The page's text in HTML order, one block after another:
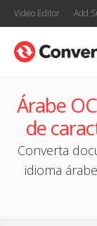
Video Editor Add
Árabe
de
Converta
idioma